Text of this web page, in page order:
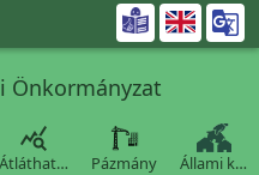

Önkormányzat

Átláthat… Pázmány Állami k…